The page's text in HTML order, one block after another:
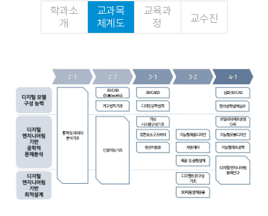
학과소
개
교과목
체계도
교육과
정
교수진